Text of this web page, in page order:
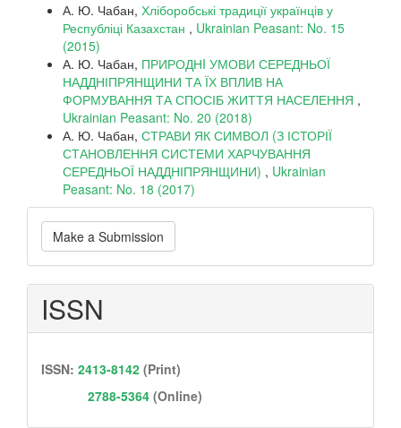
А. Ю. Чабан, Хліборобські традиції українців у
Республіці Казахстан , Ukrainian Peasant: No. 15
(2015)
А. Ю. Чабан, ПРИРОДНI УМОВИ СЕРЕДНЬОЇ
НАДДНІПРЯНЩИНИ ТА ЇХ ВПЛИВ НА
ФОРМУВАННЯ ТА СПОСІБ ЖИТТЯ НАСЕЛЕННЯ ,
Ukrainian Peasant: No. 20 (2018)
А. Ю. Чабан, СТРАВИ ЯК СИМВОЛ (З ІСТОРІЇ
СТАНОВЛЕННЯ СИСТЕМИ ХАРЧУВАННЯ
СЕРЕДНЬОЇ НАДДНІПРЯНЩИНИ) , Ukrainian
Peasant: No. 18 (2017)
Make
a
Submission
Make a Submission
ISSN
ISSN: 2413-8142 (Print)
2788-5364 (Online)